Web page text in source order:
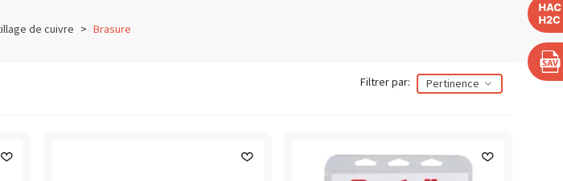
de cuivre > Brasure
Filtrer par: Pertinence